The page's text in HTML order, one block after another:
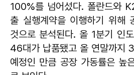
100%를 넘어섰다. 폴란드와
출 실행계약을 이행하기 위해
것으로 분석된다. 올 1분기 인
46대가 납품됐고 올 연말까지
예정인 만큼 공장 가동률은 높